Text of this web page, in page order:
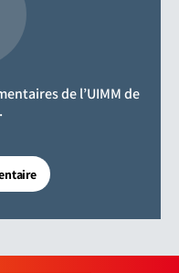
de l’UIMM de